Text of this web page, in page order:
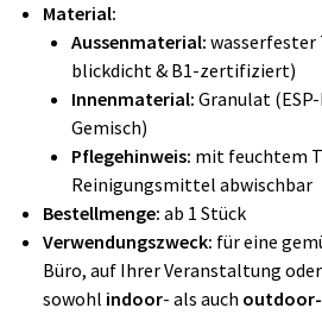
Material:
Aussenmaterial:
blick­dicht & B1-zer­ti­fi­ziert)
Innenmaterial: Granulat
Gemisch)
Pflegehinweis: mit feuchtem
Reinigungsmittel abwischbar
Bestellmenge: ab 1 Stück
Verwendungszweck: für eine
Büro, auf Ihrer Veranstaltung
sowohl indoor- als auch